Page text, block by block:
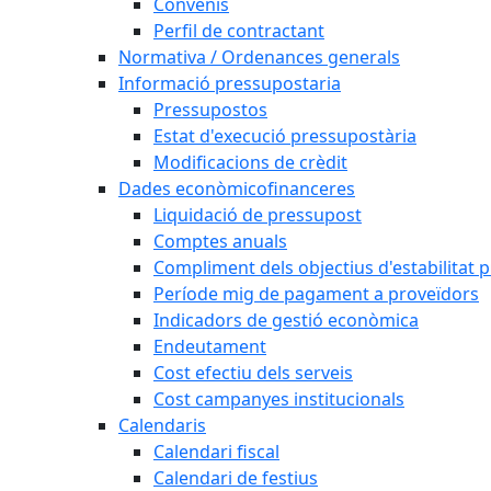
Perfil de contractant
Normativa / Ordenances generals
Informació pressupostaria
Pressupostos
Estat d'execució pressupostària
Modificacions de crèdit
Dades econòmicofinanceres
Liquidació de pressupost
Comptes anuals
Compliment dels objectius d'estabilitat
Període mig de pagament a proveïdors
Indicadors de gestió econòmica
Endeutament
Cost efectiu dels serveis
Cost campanyes institucionals
Calendaris
Calendari fiscal
Calendari de festius